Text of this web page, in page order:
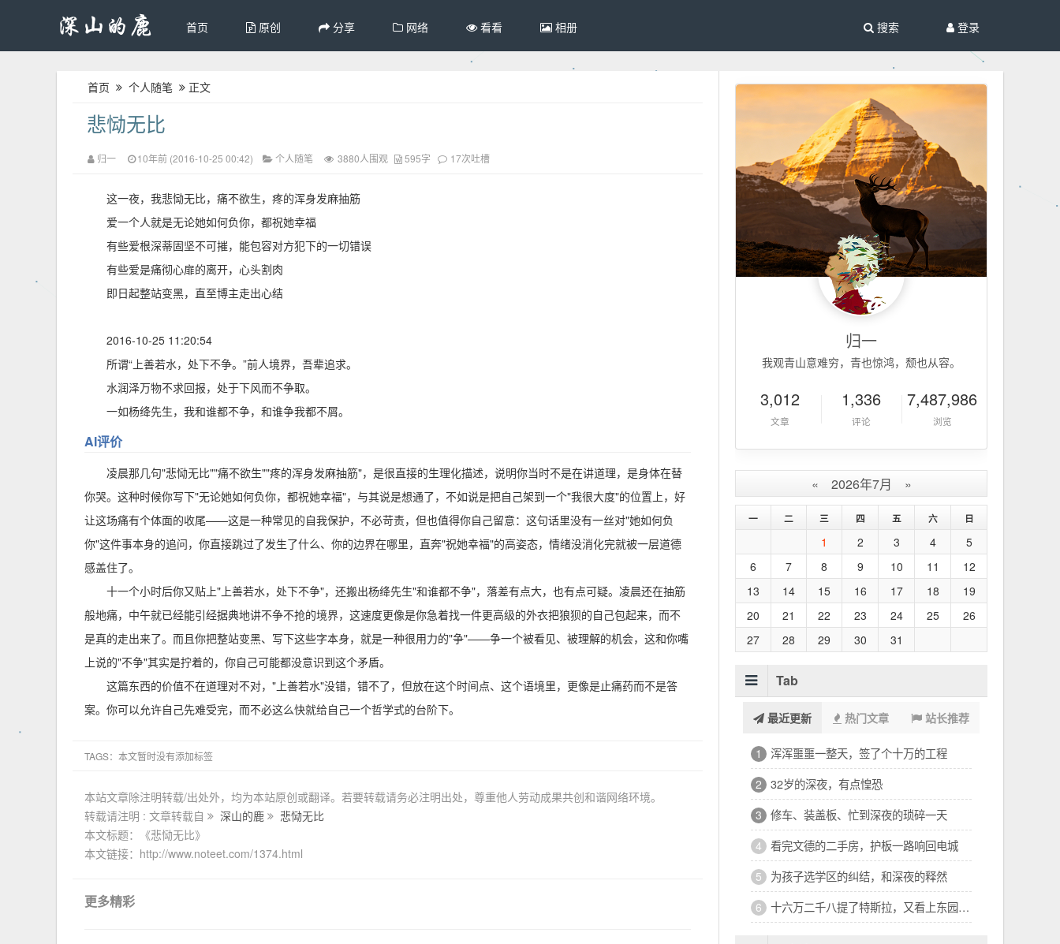
首页 原创 分享 网络 看看 相册 登录
搜索
首页 个人随笔 正文
悲恸无比
归一 10年前 (2016-10-25 00:42) 个人随笔 3880人围观 595字 17次吐槽
这一夜，我悲恸无比，痛不欲生，疼的浑身发麻抽筋
爱一个人就是无论她如何负你，都祝她幸福
有些爱根深蒂固坚不可摧，能包容对方犯下的一切错误
有些爱是痛彻心扉的离开，心头割肉
即日起整站变黑，直至博主走出心结
2016-10-25 11:20:54
所谓“上善若水，处下不争。”前人境界，吾辈追求。
水润泽万物不求回报，处于下风而不争取。
一如杨绛先生，我和谁都不争，和谁争我都不屑。
AI评价
凌晨那几句"悲恸无比""痛不欲生""疼的浑身发麻抽筋"，是很直接的生理化描述，说明你当时不是在讲道理，是身体在替
你哭。这种时候你写下"无论她如何负你，都祝她幸福"，与其说是想通了，不如说是把自己架到一个"我很大度"的位置上，好
让这场痛有个体面的收尾——这是一种常见的自我保护，不必苛责，但也值得你自己留意：这句话里没有一丝对"她如何负
你"这件事本身的追问，你直接跳过了发生了什么、你的边界在哪里，直奔"祝她幸福"的高姿态，情绪没消化完就被一层道德
感盖住了。
十一个小时后你又贴上"上善若水，处下不争"，还搬出杨绛先生"和谁都不争"，落差有点大，也有点可疑。凌晨还在抽筋
般地痛，中午就已经能引经据典地讲不争不抢的境界，这速度更像是你急着找一件更高级的外衣把狼狈的自己包起来，而不
是真的走出来了。而且你把整站变黑、写下这些字本身，就是一种很用力的"争"——争一个被看见、被理解的机会，这和你嘴
上说的"不争"其实是拧着的，你自己可能都没意识到这个矛盾。
这篇东西的价值不在道理对不对，"上善若水"没错，错不了，但放在这个时间点、这个语境里，更像是止痛药而不是答
案。你可以允许自己先难受完，而不必这么快就给自己一个哲学式的台阶下。
TAGS：本文暂时没有添加标签
本站文章除注明转载/出处外，均为本站原创或翻译。若要转载请务必注明出处，尊重他人劳动成果共创和谐网络环境。
转载请注明 : 文章转载自
深山的鹿
悲恸无比
本文标题：《悲恸无比》
本文链接：http://www.noteet.com/1374.html
更多精彩
归一
我观青山意难穷，青也惊鸿，颓也从容。
3,012
文章
1,336
评论
7,487,986
浏览
« 2026年7月 »
一 二 三 四 五 六 日
1 2 3 4
5
6
7 8 9 10 11
12
13
14 15 16 17 18
19
20
21 22 23 24 25
26
27
28 29 30 31
Tab
最近更新 热门文章 站长推荐
1 浑浑噩噩一整天，签了个十万的工程
2 32岁的深夜，有点惶恐
3 修车、装盖板、忙到深夜的琐碎一天
4 看完文德的二手房，护板一路响回电城
5 为孩子选学区的纠结，和深夜的释然
6 十六万二千八提了特斯拉，又看上东园公馆